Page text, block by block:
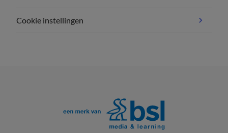
Cookie instellingen